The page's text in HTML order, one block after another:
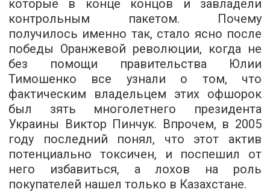
которые в конце концов и завладели
контрольным пакетом. Почему
получилось именно так, стало ясно после
победы Оранжевой революции, когда не
без помощи правительства Юлии
Тимошенко все узнали о том, что
фактическим владельцем этих офшорок
был зять многолетнего президента
Украины Виктор Пинчук. Впрочем, в 2005
году последний понял, что этот актив
потенциально токсичен, и поспешил от
него избавиться, а лохов на роль
покупателей нашел только в Казахстане.